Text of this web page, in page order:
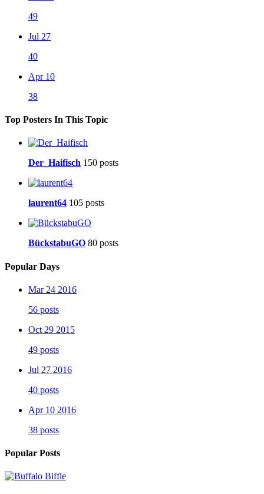
49
Jul 27
40
Apr 10
38
Top Posters In This Topic
Der_Haifisch 150 posts
laurent64 105 posts
BückstabuGO 80 posts
Popular Days
Mar 24 2016
56 posts
Oct 29 2015
49 posts
Jul 27 2016
40 posts
Apr 10 2016
38 posts
Popular Posts